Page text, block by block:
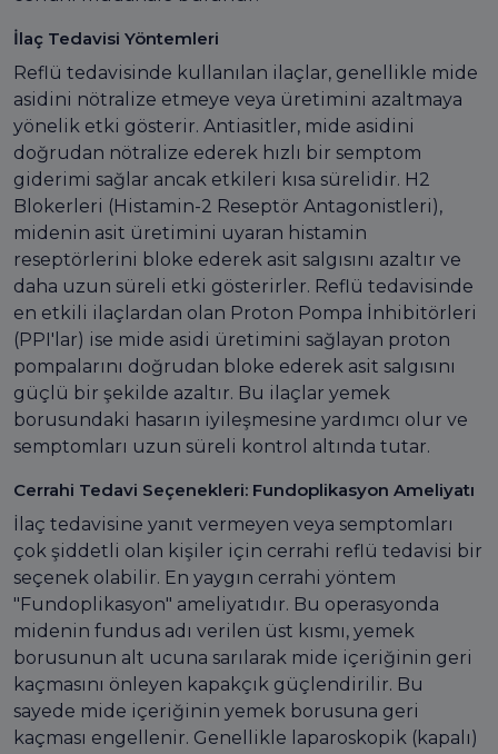
İlaç Tedavisi Yöntemleri
Reflü tedavisinde kullanılan ilaçlar, genellikle mide
asidini nötralize etmeye veya üretimini azaltmaya
yönelik etki gösterir. Antiasitler, mide asidini
doğrudan nötralize ederek hızlı bir semptom
giderimi sağlar ancak etkileri kısa sürelidir. H2
Blokerleri (Histamin-2 Reseptör Antagonistleri),
midenin asit üretimini uyaran histamin
reseptörlerini bloke ederek asit salgısını azaltır ve
daha uzun süreli etki gösterirler. Reflü tedavisinde
en etkili ilaçlardan olan Proton Pompa İnhibitörleri
(PPI'lar) ise mide asidi üretimini sağlayan proton
pompalarını doğrudan bloke ederek asit salgısını
güçlü bir şekilde azaltır. Bu ilaçlar yemek
borusundaki hasarın iyileşmesine yardımcı olur ve
semptomları uzun süreli kontrol altında tutar.
Cerrahi Tedavi Seçenekleri: Fundoplikasyon Ameliyatı
İlaç tedavisine yanıt vermeyen veya semptomları
çok şiddetli olan kişiler için cerrahi reflü tedavisi bir
seçenek olabilir. En yaygın cerrahi yöntem
"Fundoplikasyon" ameliyatıdır. Bu operasyonda
midenin fundus adı verilen üst kısmı, yemek
borusunun alt ucuna sarılarak mide içeriğinin geri
kaçmasını önleyen kapakçık güçlendirilir. Bu
sayede mide içeriğinin yemek borusuna geri
kaçması engellenir. Genellikle laparoskopik (kapalı)